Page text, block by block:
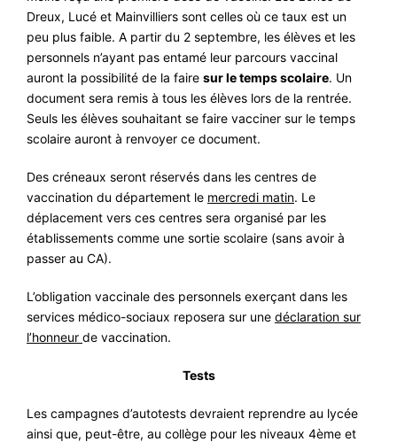
Dreux, Lucé et Mainvilliers sont celles où ce taux est un
peu plus faible. A partir du 2 septembre, les élèves et les
personnels n’ayant pas entamé leur parcours vaccinal
auront la possibilité de la faire sur le temps scolaire. Un
document sera remis à tous les élèves lors de la rentrée.
Seuls les élèves souhaitant se faire vacciner sur le temps
scolaire auront à renvoyer ce document.
Des créneaux seront réservés dans les centres de
vaccination du département le mercredi matin. Le
déplacement vers ces centres sera organisé par les
établissements comme une sortie scolaire (sans avoir à
passer au CA).
L’obligation vaccinale des personnels exerçant dans les
services médico-sociaux reposera sur une déclaration sur
l’honneur de vaccination.
Tests
Les campagnes d’autotests devraient reprendre au lycée
ainsi que, peut-être, au collège pour les niveaux 4ème et